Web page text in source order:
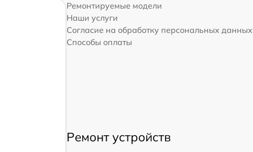
Ремонтируемые модели
Наши услуги
Согласие на обработку персональных данных
Способы оплаты
Ремонт устройств